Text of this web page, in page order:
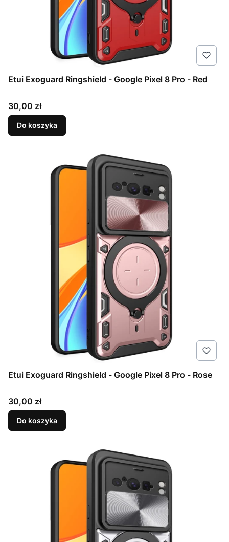
Etui Exoguard Ringshield - Google Pixel 8 Pro - Red
Cena
30,00 zł
Do koszyka
Etui Exoguard Ringshield - Google Pixel 8 Pro - Rose
Cena
30,00 zł
Do koszyka